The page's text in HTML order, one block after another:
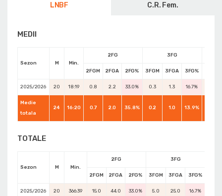
LNBF C.R. Fem.
MEDII
Sezon M Min.
2FG 3FG
2FGM 2FGA 2FG% 3FGM 3FGA 3FG%
2025/2026 20 18:19 0.8 2.2 33.0% 0.3 1.3 16.7%
Medie
totala
24 16:20 0.7 2.0 35.8% 0.2 1.0 13.9%
TOTALE
Sezon M Min.
2FG 3FG
2FGM 2FGA 2FG% 3FGM 3FGA 3FG%
2025/2026 20 366:39 15.0 44.0 33.0% 5.0 25.0 16.7%